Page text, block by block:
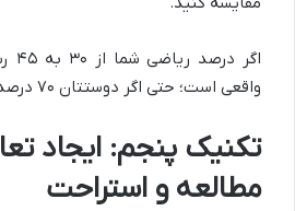
واقعی است؛ حتی اگر دوستتان ۷۰ درصد زده باشد.
تکنیک پنجم: ایجاد
مطالعه و استراحت